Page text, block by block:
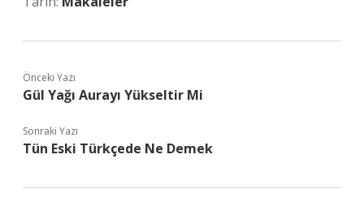
Önceki Yazı
Gül Yağı Aurayı Yükseltir Mi
Sonraki Yazı
Tün Eski Türkçede Ne Demek